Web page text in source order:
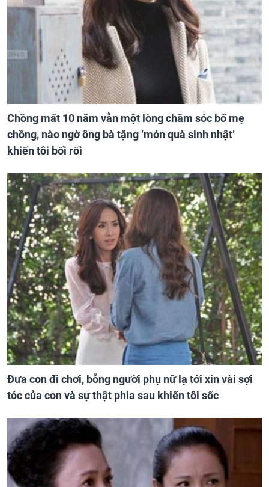
Chồng mất 10 năm vẫn một lòng chăm sóc bố mẹ
chồng, nào ngờ ông bà tặng ‘món quà sinh nhật’
khiến tôi bối rối
Đưa con đi chơi, bỗng người phụ nữ lạ tới xin vài sợi
tóc của con và sự thật phia sau khiến tôi sốc